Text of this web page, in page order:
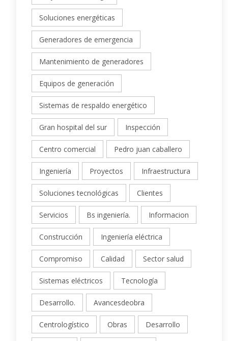
Soluciones energéticas
Generadores de emergencia
Mantenimiento de generadores
Equipos de generación
Sistemas de respaldo energético
Gran hospital del sur Inspección
Centro comercial Pedro juan caballero
Ingeniería Proyectos Infraestructura
Soluciones tecnológicas Clientes
Servicios Bs ingeniería. Informacion
Construcción Ingeniería eléctrica
Compromiso Calidad Sector salud
Sistemas eléctricos Tecnología
Desarrollo. Avancesdeobra
Centrologístico Obras Desarrollo